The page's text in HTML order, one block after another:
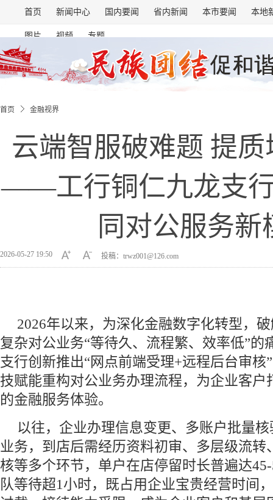
首页 新闻中心 国内要闻 省内新闻 本市要闻 本地
图片 视频 专题
首页 金融视界
云端智服破难题 提
——工行铜仁九龙支
同对公服务新
2026-05-27 19:50 投稿：trwz001@126.com
2026年以来，为深化金融数字化转型，
复杂对公业务“等待久、流程繁、效率低”的
支行创新推出“网点前端受理+远程后台审核
技赋能重构对公业务办理流程，为企业客户
的金融服务体验。
以往，企业办理信息变更、多账户批量
业务，到店后需经历资料初审、多层级流转
核等多个环节，单户在店停留时长普遍达
队等待超1小时，既占用企业宝贵经营时间